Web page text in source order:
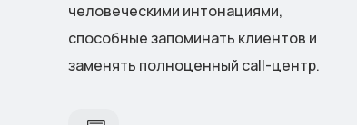
человеческими интонациями,
способные запоминать клиентов и
заменять полноценный call-центр.